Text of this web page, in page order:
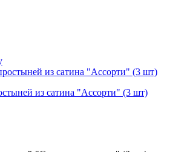
из сатина "Ассорти" (3 шт)